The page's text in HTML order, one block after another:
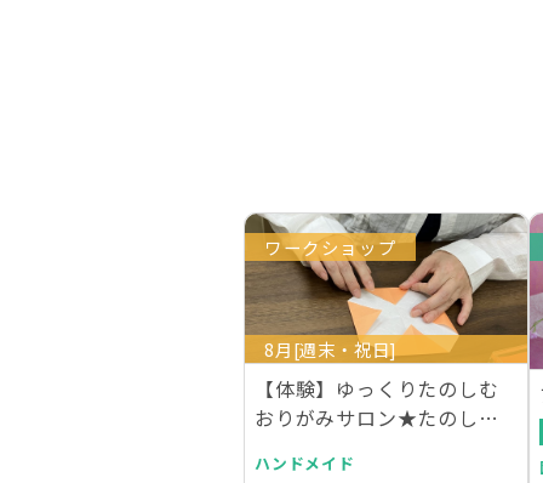
ワークショップ
8月[週末・祝日]
【体験】ゆっくりたのしむ
おりがみサロン★たのしい
ハンドメイド